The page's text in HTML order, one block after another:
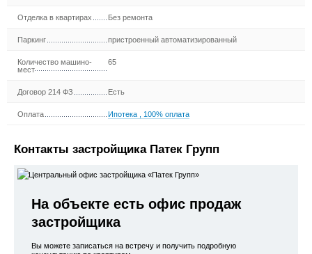
Отделка в квартирах Без ремонта
Паркинг пристроенный автоматизированный
Количество машино-
мест
65
Договор 214 ФЗ Есть
Оплата Ипотека 100% оплата
Контакты застройщика Патек Групп
На объекте есть офис продаж
застройщика
Вы можете записаться на встречу и получить подробную